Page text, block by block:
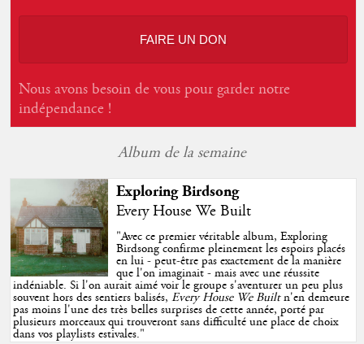
FAIRE UN DON
Nous avons besoin de vous pour garder notre
indépendance !
Album de la semaine
Exploring Birdsong
Every House We Built
"Avec ce premier véritable album, Exploring
Birdsong confirme pleinement les espoirs placés
en lui - peut-être pas exactement de la manière
que l'on imaginait - mais avec une réussite
indéniable. Si l'on aurait aimé voir le groupe s'aventurer un peu plus
souvent hors des sentiers balisés,Every House We Builtn'en demeure
pas moins l'une des très belles surprises de cette année, porté par
plusieurs morceaux qui trouveront sans difficulté une place de choix
dans vos playlists estivales."